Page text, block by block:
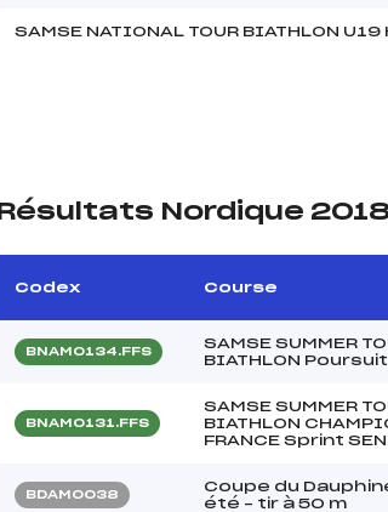
SAMSE NATIONAL TOUR BIATHLON U19
Résultats Nordique
Codex Course
BNAM0134.FFS
SAMSE SUMMER
BIATHLON
BNAM0131.FFS
SAMSE SUMMER
BIATHLON
FRANCE Sprint SEN
BDAM0038
Coupe du
été – tir à 50 m